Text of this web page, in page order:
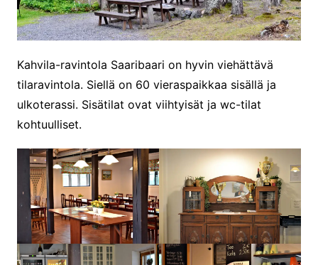
Kahvila-ravintola Saaribaari on hyvin viehättävä
tilaravintola. Siellä on 60 vieraspaikkaa sisällä ja
ulkoterassi. Sisätilat ovat viihtyisät ja wc-tilat
kohtuulliset.